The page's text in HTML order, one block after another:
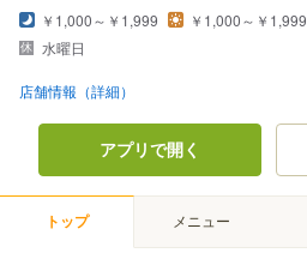
￥1,000～￥1,999
￥1,000～￥1,999
水曜日
店舗情報（詳細）
アプリで開く
トップ メニュー